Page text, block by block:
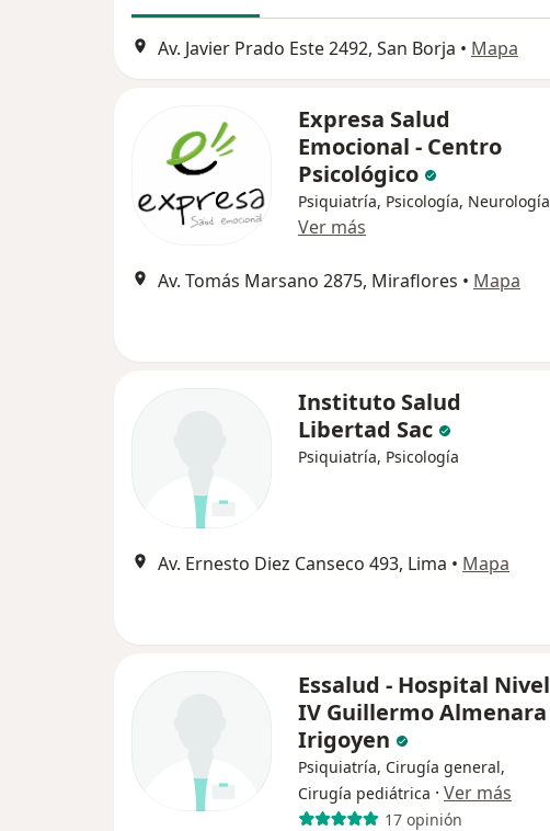
Av. Javier Prado Este 2492, San Borja • Mapa
Expresa Salud
Emocional - Centro
Psicológico
Psiquiatría, Psicología, Neurología
Ver más
Av. Tomás Marsano 2875, Miraflores • Mapa
Instituto Salud
Libertad Sac
Psiquiatría, Psicología
Av. Ernesto Diez Canseco 493, Lima • Mapa
Essalud - Hospital Nivel
IV Guillermo Almenara
Irigoyen
Psiquiatría, Cirugía general,
Cirugía pediátrica · Ver más
17 opinión